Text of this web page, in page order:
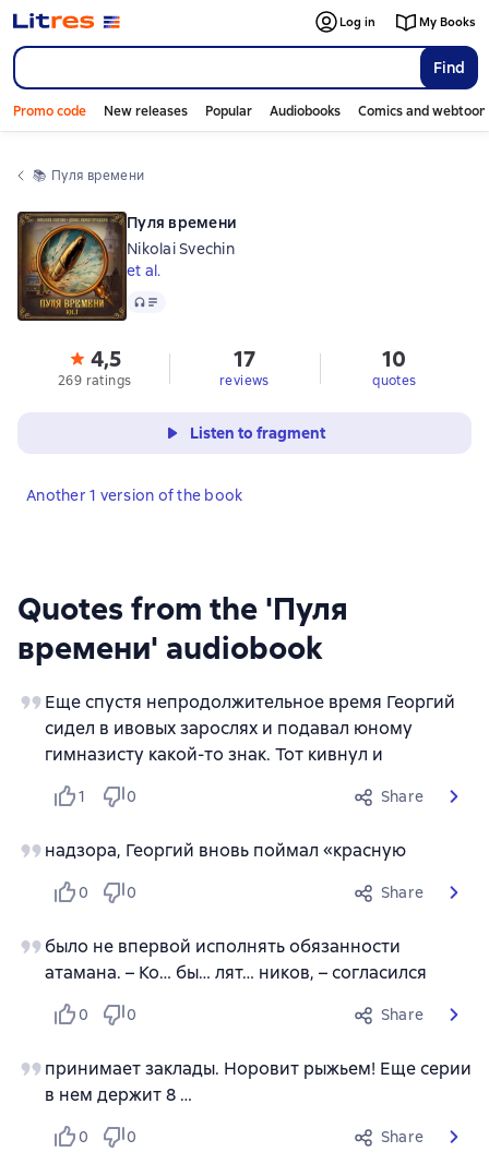
Find
Log in My Books
Promo code New releases Popular Audiobooks Comics and
📚 Пуля времени
Quotes from the 'Пуля
времени' audiobook
Еще спустя непродолжительное время Георгий
сидел в ивовых зарослях и подавал юному
гимназисту какой-то знак. Тот кивнул и
1 0 Share
надзора, Георгий вновь поймал «красную
0 0 Share
было не впервой исполнять обязанности
атамана. – Ко… бы… лят… ников, – согласился
0 0 Share
принимает заклады. Норовит рыжьем! Еще серии
в нем держит 8 …
0 0 Share
Пуля времени
Nikolai Svechin
et al.
Audio
4,5
269 ratings
17
reviews
10
quotes
Listen to fragment
Another 1 version of the book